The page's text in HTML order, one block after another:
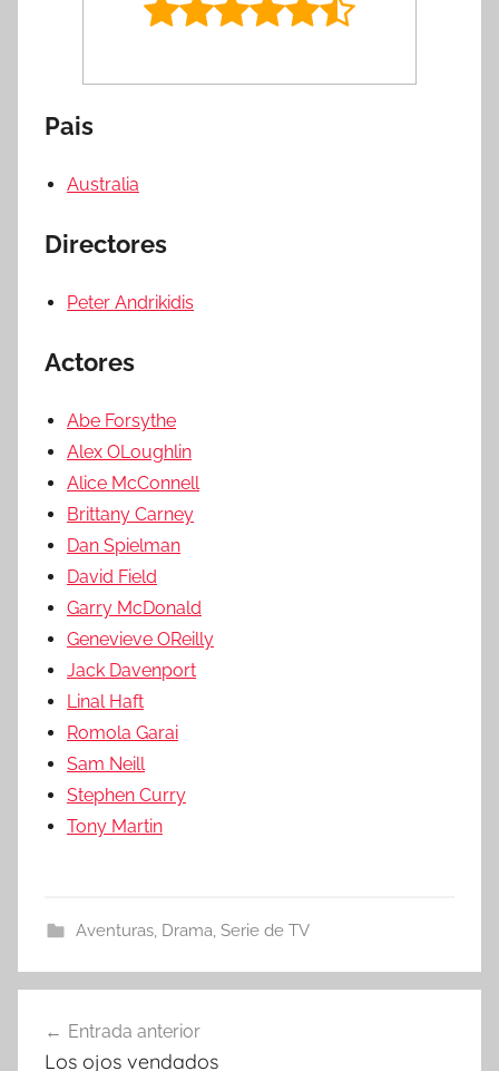
Pais
Australia
Directores
Peter Andrikidis
Actores
Abe Forsythe
Alex OLoughlin
Alice McConnell
Brittany Carney
Dan Spielman
David Field
Garry McDonald
Genevieve OReilly
Jack Davenport
Linal Haft
Romola Garai
Sam Neill
Stephen Curry
Tony Martin
Aventuras, Drama, Serie de TV
Navegación
Entrada anterior
Los ojos vendados